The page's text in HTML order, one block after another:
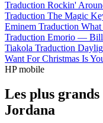
Traduction Rockin'
Traduction The Magic
Eminem Traduction
Traduction Emorio —
Tiakola Traduction
Want For Christmas Is
HP mobile
Les plus grands
Jordana